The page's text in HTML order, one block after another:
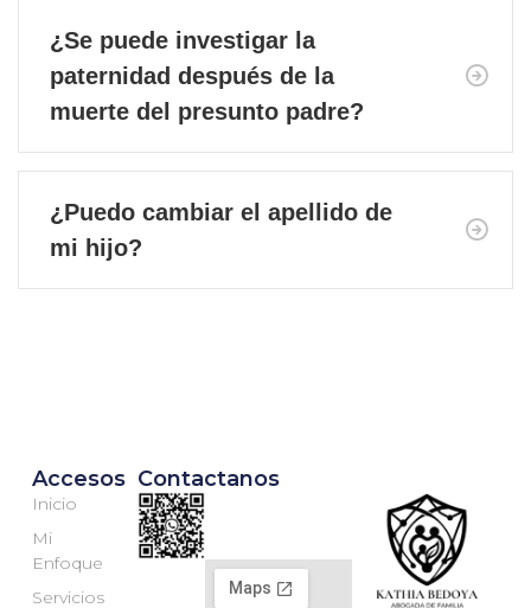
¿Se puede investigar la
paternidad después de la
muerte del presunto padre?
¿Puedo cambiar el apellido de
mi hijo?
Accesos
Inicio
Mi
Enfoque
Servicios
Contactanos